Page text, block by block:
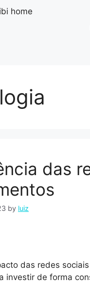
das
by luiz
das redes
investir de forma